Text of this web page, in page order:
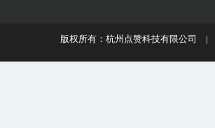
版权所有：杭州点赞科技有限公司